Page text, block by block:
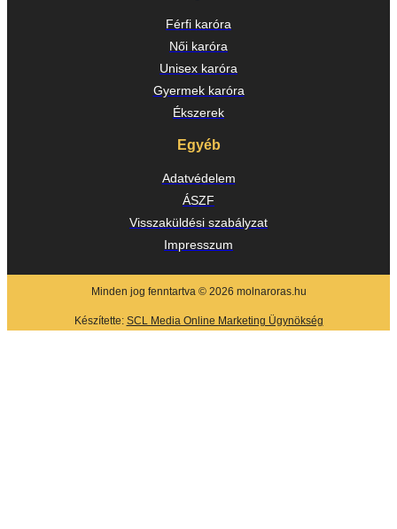
Férfi karóra
Női karóra
Unisex karóra
Gyermek karóra
Ékszerek
Egyéb
Adatvédelem
ÁSZF
Visszaküldési szabályzat
Impresszum
Minden jog fenntartva © 2026 molnaroras.hu
Készítette: SCL Media Online Marketing Ügynökség